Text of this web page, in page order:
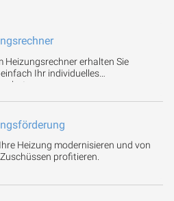
Heizungsrechner erhalten Sie
Ihr individuelles
Heizung modernisieren und von
profitieren.